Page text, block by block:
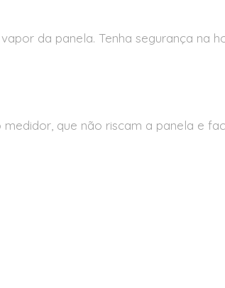
da panela. Tenha segurança na
que não riscam a panela e